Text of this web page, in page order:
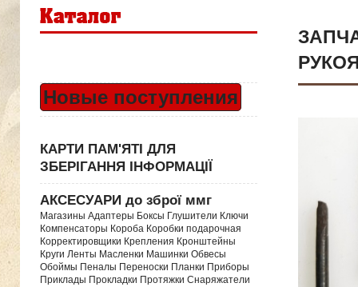
Новые поступления
КАРТИ ПАМ'ЯТІ ДЛЯ
ЗБЕРІГАННЯ ІНФОРМАЦІЇ
АКСЕСУАРИ до зброї ммг
Магазины Адаптеры Боксы Глушители Ключи
Компенсаторы Короба Коробки подарочная
Корректировщики Крепления Кронштейны
Круги Ленты Масленки Машинки Обвесы
Обоймы Пеналы Переноски Планки Приборы
Приклады Прокладки Протяжки Снаряжатели